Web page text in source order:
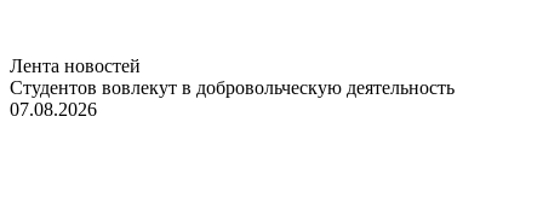
Лента новостей
Студентов вовлекут в добровольческую деятельность
07.08.2026